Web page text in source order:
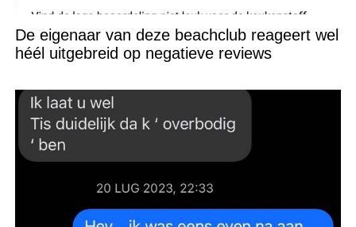
De eigenaar van deze beachclub reageert wel
héél uitgebreid op negatieve reviews